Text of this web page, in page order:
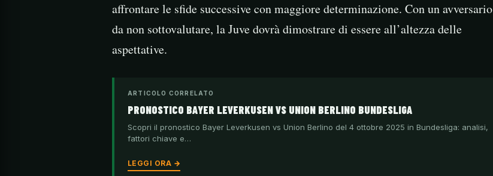
affrontare le sfide successive con maggiore determinazione. Con un avversario
da non sottovalutare, la Juve dovrà dimostrare di essere all’altezza delle
aspettative.
ARTICOLO CORRELATO
PRONOSTICO BAYER LEVERKUSEN VS UNION BERLINO BUNDESLIGA
Scopri il pronostico Bayer Leverkusen vs Union Berlino del 4 ottobre 2025 in Bundesliga: analisi,
fattori chiave e…
LEGGI ORA →